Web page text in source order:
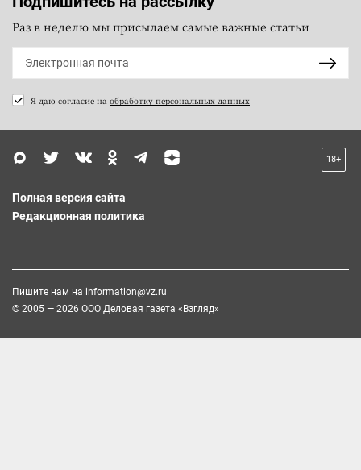
Раз в неделю мы присылаем самые важные статьи
Я даю согласие на обработку персональных данных
18+
Полная версия сайта
Редакционная политика
Пишите нам на information@vz.ru
© 2005 — 2026 ООО Деловая газета «Взгляд»